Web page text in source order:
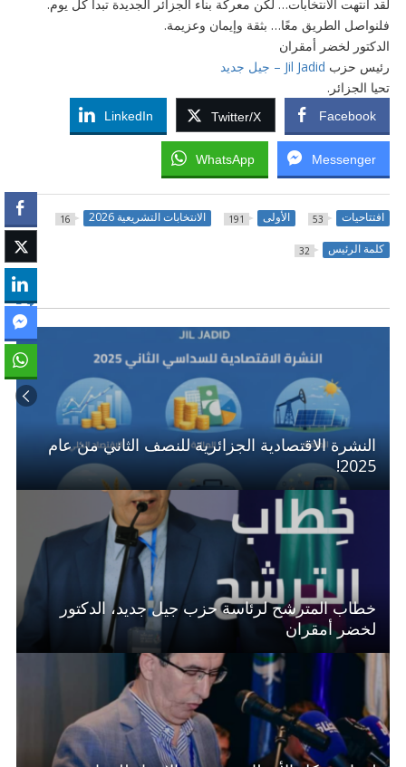
لقد انتهت الانتخابات… لكن معركة بناء الجزائر الجديدة تبدأ كل يوم.
فلنواصل الطريق معًا… بثقة وإيمان وعزيمة.
الدكتور لخضر أمقران
رئيس حزب Jil Jadid – جيل جديد
تحيا الجزائر.
Facebook
Twitter/X
LinkedIn
Messenger
WhatsApp
افتتاحيات 53 الأولى 191 الانتخابات التشريعية 2026 16
كلمة الرئيس 32
النشرة الاقتصادية الجزائرية للنصف الثاني من عام
2025!
خطاب المترشح لرئاسة حزب جيل جديد، الدكتور
لخضر أمقران